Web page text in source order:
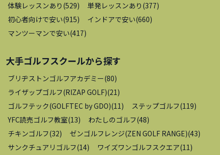
体験レッスンあり (529) 単発レッスンあり (377)
初心者向けで安い(915) インドアで安い(660)
マンツーマンで安い(417)
大手ゴルフスクールから探す
ブリヂストンゴルフアカデミー(80)
ライザップゴルフ(RIZAP GOLF)(21)
ゴルフテック(GOLFTEC by GDO)(11) ステップゴルフ(119)
YFC読売ゴルフ教室(13) わたしのゴルフ(48)
チキンゴルフ(32) ゼンゴルフレンジ(ZEN GOLF RANGE)(43)
サンクチュアリゴルフ(14) ワイズワンゴルフスクエア(11)